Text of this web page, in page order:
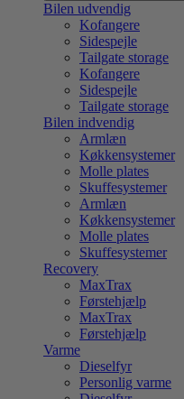
Bilen udvendig
Kofangere
Sidespejle
Tailgate storage
Kofangere
Sidespejle
Tailgate storage
Bilen indvendig
Armlæn
Køkkensystemer
Molle plates
Skuffesystemer
Armlæn
Køkkensystemer
Molle plates
Skuffesystemer
Recovery
MaxTrax
Førstehjælp
MaxTrax
Førstehjælp
Varme
Dieselfyr
Personlig varme